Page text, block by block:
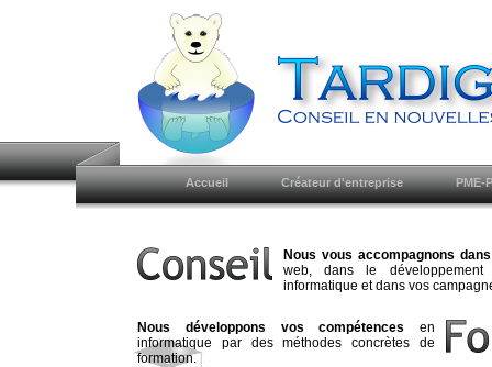
Accueil Créateur d'entreprise PME-
Nous vous accompagnons
web, dans le développement
informatique et dans vos
Nous développons vos compétences en
informatique par des méthodes concrètes de
formation.